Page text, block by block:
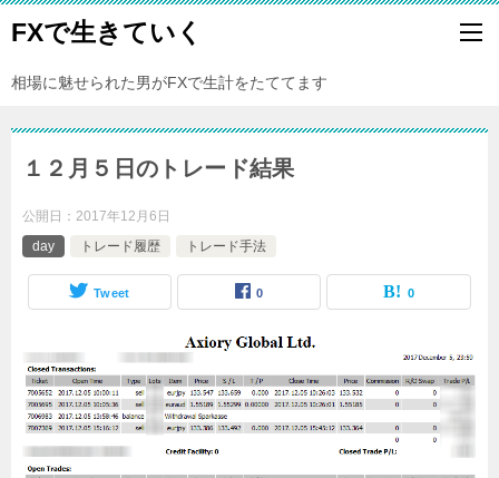
FXで生きていく
相場に魅せられた男がFXで生計をたててます
１２月５日のトレード結果
公開日： 2017年12月6日
day
トレード履歴 トレード手法
Tweet 0 0